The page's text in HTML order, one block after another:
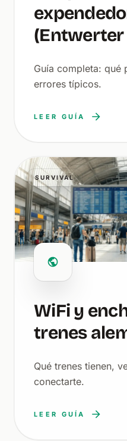
(Entwerter
Guía completa: qué
errores típicos.
LEER GUÍA
SURVIVAL
WiFi y
trenes
Qué trenes tienen,
conectarte.
LEER GUÍA